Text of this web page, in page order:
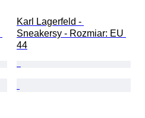
Karl Lagerfeld -
Sneakersy - Rozmiar: EU
44